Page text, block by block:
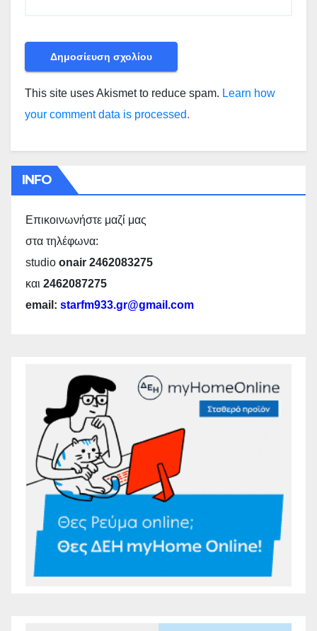
This site uses Akismet to reduce spam. Learn how
your comment data is processed.
INFO
Επικοινωνήστε μαζί μας
στα τηλέφωνα:
studio onair 2462083275
και 2462087275
email: starfm933.gr@gmail.com